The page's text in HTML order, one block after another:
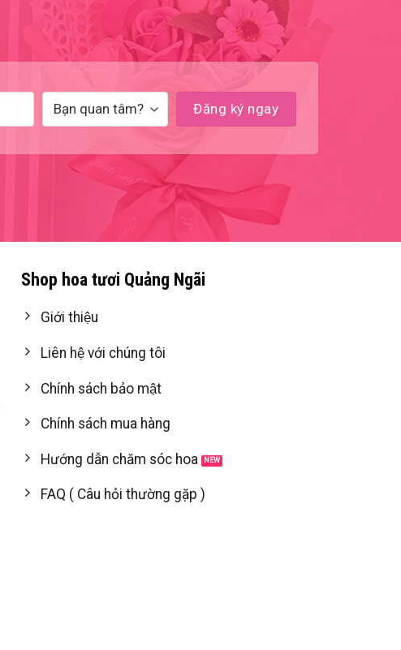
Shop hoa tươi Quảng Ngãi
Giới thiệu
Liên hệ với chúng tôi
Chính sách bảo mật
Chính sách mua hàng
Hướng dẫn chăm sóc hoa
FAQ ( Câu hỏi thường gặp )